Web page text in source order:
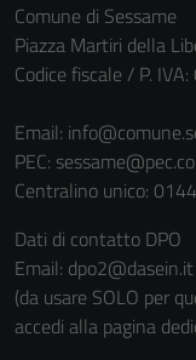
Comune di Sessame
Piazza Martiri della
Codice fiscale / P.
Email:
PEC:
Centralino unico:
Dati di contatto DPO
Email: dpo2@dasein.it
(da usare SOLO per
accedi alla pagina